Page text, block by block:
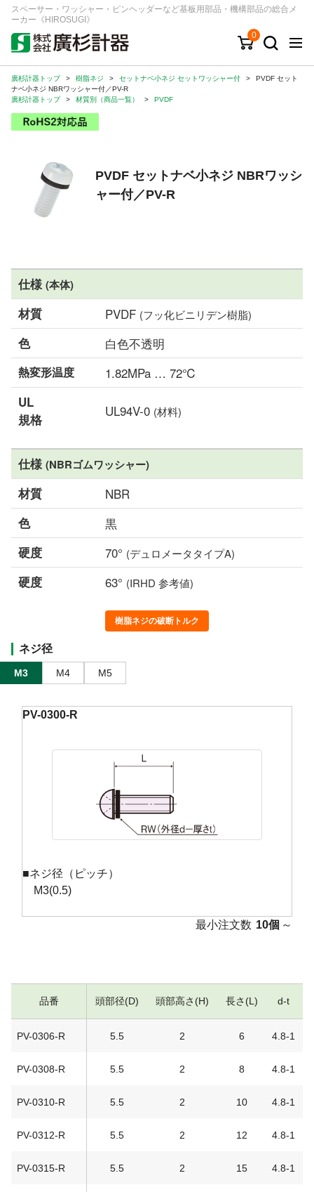
スペーサー・ワッシャー・ピンヘッダーなど基板用部品・機構部品の総合メ
ーカー《HIROSUGI》
0
キーワード 品番/シリーズ
商品カテゴリから探す
ジャンルから探す
シリーズから探す
ログイン
お問い合わせ窓口
廣杉計器トップ > 樹脂ネジ > セットナベ小ネジ セットワッシャー付 >
PVDF セット
ナベ小ネジ NBRワッシャー付／PV-R
廣杉計器トップ
> 材質別（商品一覧） > PVDF
PVDF セットナベ小ネジ NBRワッシ
ャー付／PV-R
仕様(本体)
材質 PVDF (フッ化ビニリデン樹脂)
色 白色不透明
熱変形温度 1.82MPa … 72℃
UL
規格
UL94V-0 (材料)
仕様(NBRゴムワッシャー)
材質 NBR
色 黒
硬度 70° (デュロメータタイプA)
硬度 63° (IRHD 参考値)
樹脂ネジの破断トルク
ネジ径
M3 M4 M5
PV-0300-R
■ネジ径（ピッチ）
M3(0.5)
最小注文数 10個 ～
品番 頭部径(D) 頭部高さ(H) 長さ(L) d-t
PV-0306-R 5.5 2 6 4.8-1
PV-0308-R 5.5 2 8 4.8-1
PV-0310-R 5.5 2 10 4.8-1
PV-0312-R 5.5 2 12 4.8-1
PV-0315-R 5.5 2 15 4.8-1